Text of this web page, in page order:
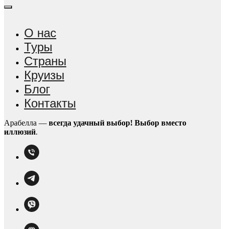
О нас
Туры
Страны
Круизы
Блог
Контакты
Арабелла — всегда удачный выбор! Выбор вместо
иллюзий.